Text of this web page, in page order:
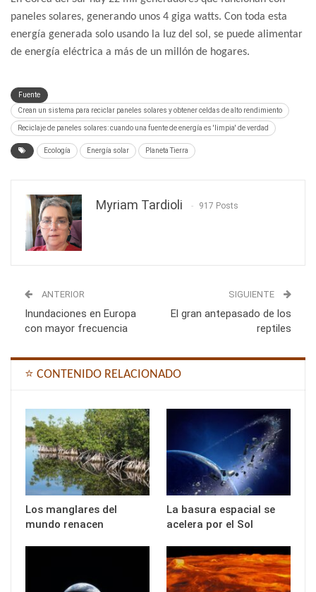
paneles solares, generando unos 4 giga watts. Con toda esta
energía generada solo usando la luz del sol, se puede alimentar
de energía eléctrica a más de un millón de hogares.
Fuente
Crean un sistema para reciclar paneles solares y obtener celdas de alto rendimiento
Reciclaje de paneles solares: cuando una fuente de energía es 'limpia' de verdad
Ecología Energía solar Planeta Tierra
Myriam Tardioli 917 Posts
ANTERIOR
Inundaciones en Europa
con mayor frecuencia
SIGUIENTE
El gran antepasado de los
reptiles
⭐ CONTENIDO RELACIONADO
Los manglares del
mundo renacen
La basura espacial se
acelera por el Sol